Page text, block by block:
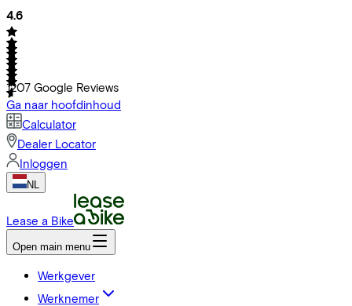
4.6
1207 Google Reviews
Ga naar hoofdinhoud
Calculator
Dealer Locator
Inloggen
NL
Lease a Bike
Open main menu
Werkgever
Werknemer